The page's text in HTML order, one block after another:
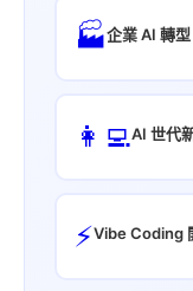
🏭企業 AI 轉型
👩‍💻AI 世代
⚡Vibe Coding